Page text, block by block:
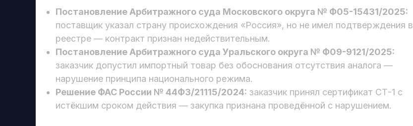
Постановление Арбитражного суда Московского округа № Ф05-15431/2025:
поставщик указал страну происхождения «Россия», но не имел подтверждения в
реестре — контракт признан недействительным.
Постановление Арбитражного суда Уральского округа № Ф09-9121/2025:
заказчик допустил импортный товар без обоснования отсутствия аналога —
нарушение принципа национального режима.
Решение ФАС России № 44ФЗ/21115/2024: заказчик принял сертификат СТ-1 с
истёкшим сроком действия — закупка признана проведённой с нарушением.